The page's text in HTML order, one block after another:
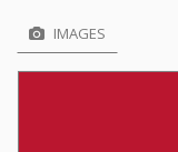
IMAGES